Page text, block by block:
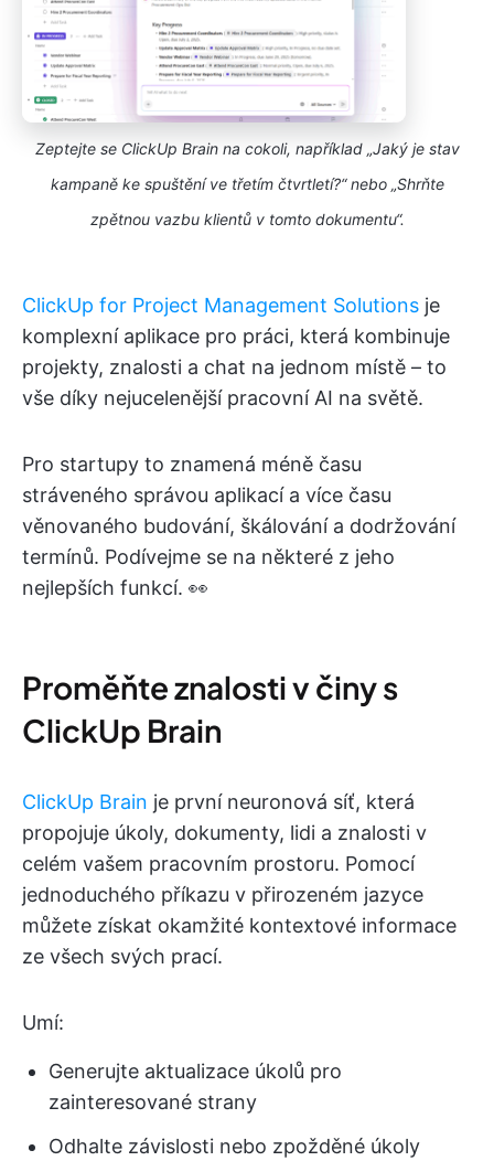
Zeptejte se ClickUp Brain na cokoli, například „Jaký je stav
kampaně ke spuštění ve třetím čtvrtletí?“ nebo „Shrňte
zpětnou vazbu klientů v tomto dokumentu“.
ClickUp for Project Management Solutions je
komplexní aplikace pro práci, která kombinuje
projekty, znalosti a chat na jednom místě – to
vše díky nejucelenější pracovní AI na světě.
Pro startupy to znamená méně času
stráveného správou aplikací a více času
věnovaného budování, škálování a dodržování
termínů. Podívejme se na některé z jeho
nejlepších funkcí. 👀
Proměňte znalosti v činy s
ClickUp Brain
ClickUp Brain je první neuronová síť, která
propojuje úkoly, dokumenty, lidi a znalosti v
celém vašem pracovním prostoru. Pomocí
jednoduchého příkazu v přirozeném jazyce
můžete získat okamžité kontextové informace
ze všech svých prací.
Umí:
Generujte aktualizace úkolů pro
zainteresované strany
Odhalte závislosti nebo zpožděné úkoly